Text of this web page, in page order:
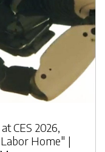
CES 2026,
Home" |